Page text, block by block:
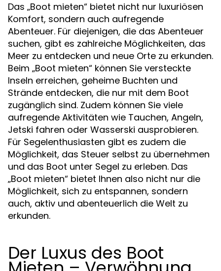
Das „Boot mieten“ bietet nicht nur luxuriösen
Komfort, sondern auch aufregende
Abenteuer. Für diejenigen, die das Abenteuer
suchen, gibt es zahlreiche Möglichkeiten, das
Meer zu entdecken und neue Orte zu erkunden.
Beim „Boot mieten“ können Sie versteckte
Inseln erreichen, geheime Buchten und
Strände entdecken, die nur mit dem Boot
zugänglich sind. Zudem können Sie viele
aufregende Aktivitäten wie Tauchen, Angeln,
Jetski fahren oder Wasserski ausprobieren.
Für Segelenthusiasten gibt es zudem die
Möglichkeit, das Steuer selbst zu übernehmen
und das Boot unter Segel zu erleben. Das
„Boot mieten“ bietet Ihnen also nicht nur die
Möglichkeit, sich zu entspannen, sondern
auch, aktiv und abenteuerlich die Welt zu
erkunden.
Der Luxus des Boot